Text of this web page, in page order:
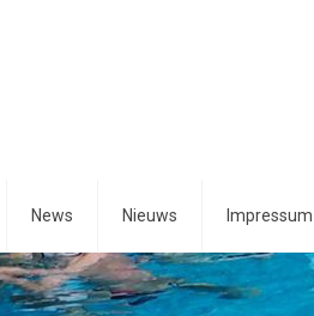
News Nieuws Impressum